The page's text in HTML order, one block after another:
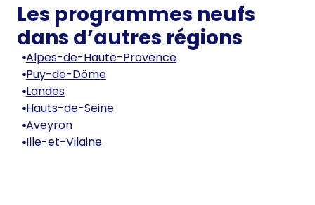
Les programmes neufs
dans d’autres régions
Alpes-de-Haute-Provence
Puy-de-Dôme
Landes
Hauts-de-Seine
Aveyron
Ille-et-Vilaine